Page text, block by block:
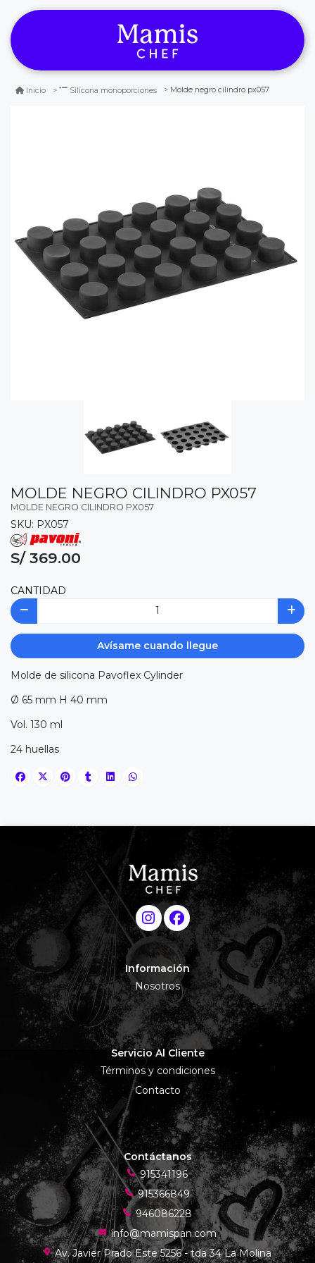
Inicio Silicona monoporciones Molde negro cilindro px057
MOLDE NEGRO CILINDRO PX057
MOLDE NEGRO CILINDRO PX057
SKU: PX057
S/ 369.00
CANTIDAD
Avísame cuando llegue
Molde de silicona Pavoflex Cylinder
Ø 65 mm H 40 mm
Vol. 130 ml
24 huellas
Información
Nosotros
Servicio Al Cliente
Términos y condiciones
Contacto
Contáctanos
915341196
915366849
946086228
info@mamispan.com
Av. Javier Prado Este 5256 - tda 34 La Molina